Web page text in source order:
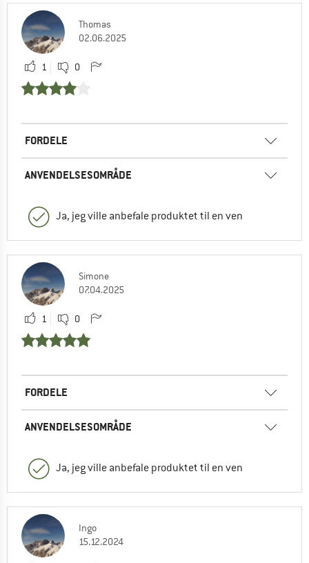
Thomas
02.06.2025
1 0
FORDELE
ANVENDELSESOMRÅDE
Ja, jeg ville anbefale produktet til en ven
Simone
07.04.2025
1 0
FORDELE
ANVENDELSESOMRÅDE
Ja, jeg ville anbefale produktet til en ven
Ingo
15.12.2024